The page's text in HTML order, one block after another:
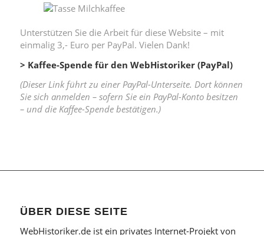
Unterstützen Sie die Arbeit für diese Website – mit
einmalig 3,- Euro per PayPal. Vielen Dank!
> Kaffee-Spende für den WebHistoriker (PayPal)
(Dieser Link führt zu einer PayPal-Unterseite. Dort können
Sie sich anmelden – sofern Sie ein PayPal-Konto besitzen
– und die Kaffee-Spende bestätigen.)
ÜBER DIESE SEITE
WebHistoriker.de ist ein privates Internet-Projekt von